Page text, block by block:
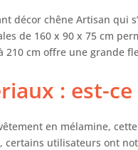
décor chêne Artisan qui
de 160 x 90 x 75 cm
210 cm offre une grande
: est-
en mélamine,
certains utilisateurs ont